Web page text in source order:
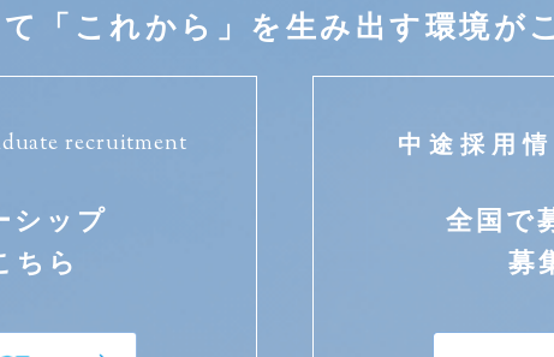
「これから」を 生み出す環境が
recruitment
シップ
ちら
中途採用
全国で
募